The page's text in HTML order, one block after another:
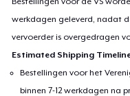
werkdagen geleverd, nadat
vervoerder is overgedragen
Estimated Shipping
Bestellingen voor het
binnen 7-12 werkdagen na